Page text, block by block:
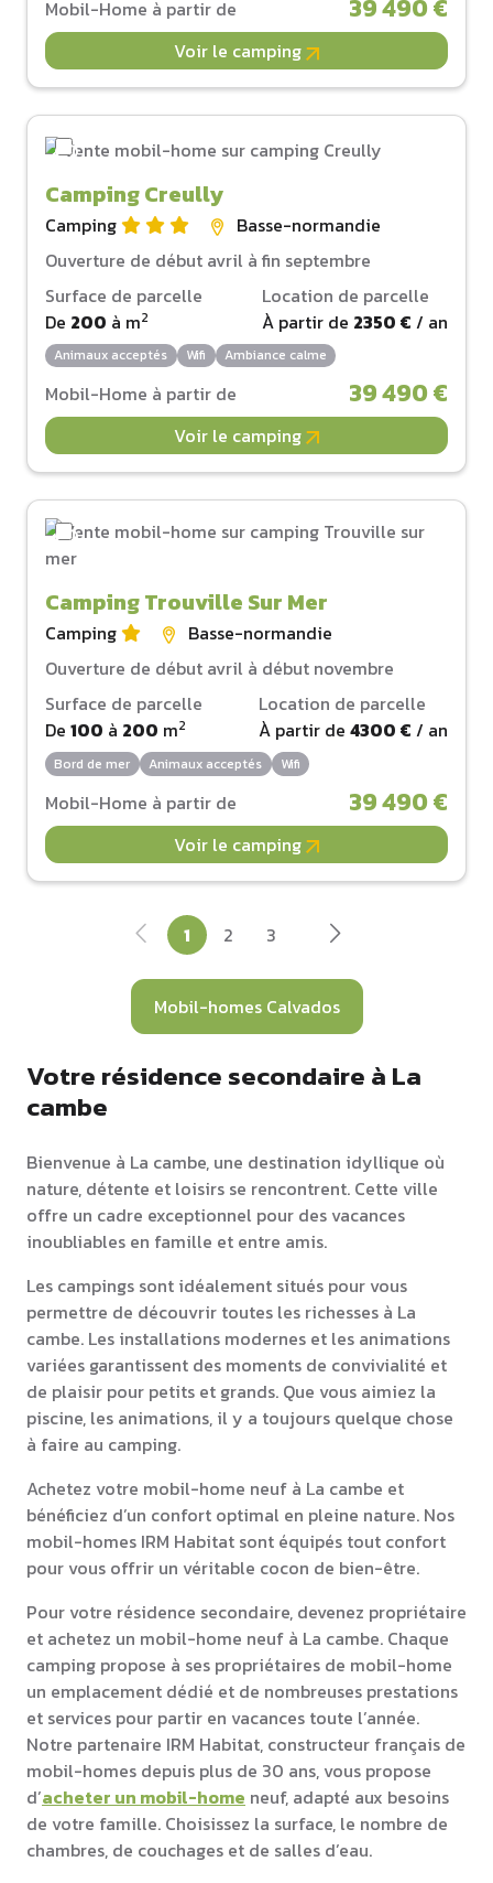
Mobil-Home à partir de 39 490 €
Voir le camping
Camping Creully
Camping
Basse-normandie
Ouverture de début avril à fin septembre
Surface de parcelle
De 200 à m2
Location de parcelle
À partir de 2350 € / an
Animaux acceptés Wifi Ambiance calme
Mobil-Home à partir de 39 490 €
Voir le camping
Camping Trouville Sur Mer
Camping
Basse-normandie
Ouverture de début avril à début novembre
Surface de parcelle
De 100 à 200 m2
Location de parcelle
À partir de 4300 € / an
Bord de mer Animaux acceptés Wifi
Mobil-Home à partir de 39 490 €
Voir le camping
1 2 3
Mobil-homes Calvados
Votre résidence secondaire à La
cambe
Bienvenue à La cambe, une destination idyllique où
nature, détente et loisirs se rencontrent. Cette ville
offre un cadre exceptionnel pour des vacances
inoubliables en famille et entre amis.
Les campings sont idéalement situés pour vous
permettre de découvrir toutes les richesses à La
cambe. Les installations modernes et les animations
variées garantissent des moments de convivialité et
de plaisir pour petits et grands. Que vous aimiez la
piscine, les animations, il y a toujours quelque chose
à faire au camping.
Achetez votre mobil-home neuf à La cambe et
bénéficiez d’un confort optimal en pleine nature. Nos
mobil-homes IRM Habitat sont équipés tout confort
pour vous offrir un véritable cocon de bien-être.
Pour votre résidence secondaire, devenez propriétaire
et achetez un mobil-home neuf à La cambe. Chaque
camping propose à ses propriétaires de mobil-home
un emplacement dédié et de nombreuses prestations
et services pour partir en vacances toute l’année.
Notre partenaire IRM Habitat, constructeur français de
mobil-homes depuis plus de 30 ans, vous propose
d’acheter un mobil-home neuf, adapté aux besoins
de votre famille. Choisissez la surface, le nombre de
chambres, de couchages et de salles d’eau.